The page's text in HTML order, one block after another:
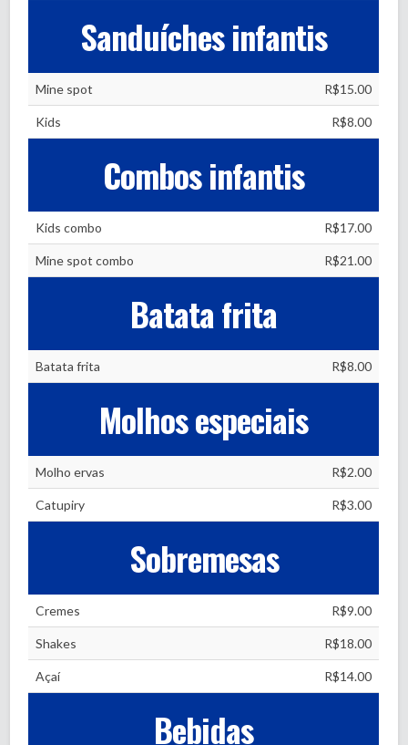
Sanduíches infantis
Mine spot R$15.00
Kids R$8.00
Combos infantis
Kids combo R$17.00
Mine spot combo R$21.00
Batata frita
Batata frita R$8.00
Molhos especiais
Molho ervas R$2.00
Catupiry R$3.00
Sobremesas
Cremes R$9.00
Shakes R$18.00
Açaí R$14.00
Bebidas